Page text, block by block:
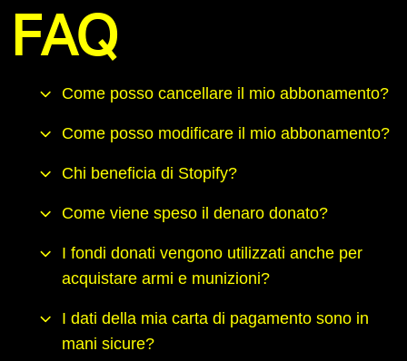
FAQ
Come posso cancellare il mio abbonamento?
Come posso modificare il mio abbonamento?
Chi beneficia di Stopify?
Come viene speso il denaro donato?
I fondi donati vengono utilizzati anche per
acquistare armi e munizioni?
I dati della mia carta di pagamento sono in
mani sicure?